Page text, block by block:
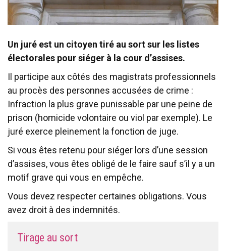
Un juré est un citoyen tiré au sort sur les listes
électorales pour siéger à la cour d’assises.
Il participe aux côtés des magistrats professionnels
au procès des personnes accusées de crime :
Infraction la plus grave punissable par une peine de
prison (homicide volontaire ou viol par exemple). Le
juré exerce pleinement la fonction de juge.
Si vous êtes retenu pour siéger lors d’une session
d’assises, vous êtes obligé de le faire sauf s’il y a un
motif grave qui vous en empêche.
Vous devez respecter certaines obligations. Vous
avez droit à des indemnités.
Tirage au sort